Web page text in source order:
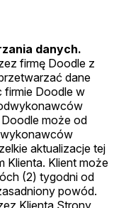
danych.
firmę Doodle z
dane
firmie Doodle w
Doodle może od
aktualizacje tej
Klienta. Klient może
(2) tygodni od
powód.
Klienta Strony